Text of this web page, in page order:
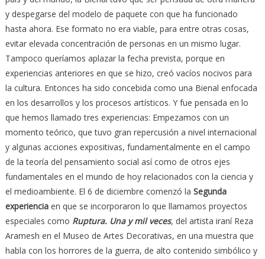
y despegarse del modelo de paquete con que ha funcionado
hasta ahora. Ese formato no era viable, para entre otras cosas,
evitar elevada concentración de personas en un mismo lugar.
Tampoco queríamos aplazar la fecha prevista, porque en
experiencias anteriores en que se hizo, creó vacíos nocivos para
la cultura. Entonces ha sido concebida como una Bienal enfocada
en los desarrollos y los procesos artísticos. Y fue pensada en lo
que hemos llamado tres experiencias: Empezamos con un
momento teórico, que tuvo gran repercusión a nivel internacional
y algunas acciones expositivas, fundamentalmente en el campo
de la teoría del pensamiento social así como de otros ejes
fundamentales en el mundo de hoy relacionados con la ciencia y
el medioambiente. El 6 de diciembre comenzó la Segunda
experienciaen que se incorporaron lo que llamamos proyectos
especiales como Ruptura. Una y mil veces, del artista iraní Reza
Aramesh en el Museo de Artes Decorativas, en una muestra que
habla con los horrores de la guerra, de alto contenido simbólico y